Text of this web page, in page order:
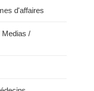
d'affaires
Medias /